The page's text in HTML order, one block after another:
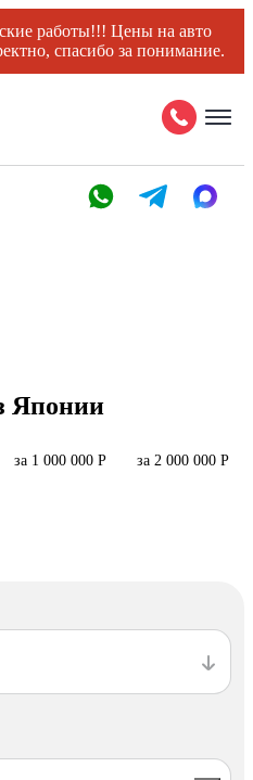
работы!!! Цены на авто
спасибо за понимание.
Японии
за 1 000 000 Р за 2 000 000 Р